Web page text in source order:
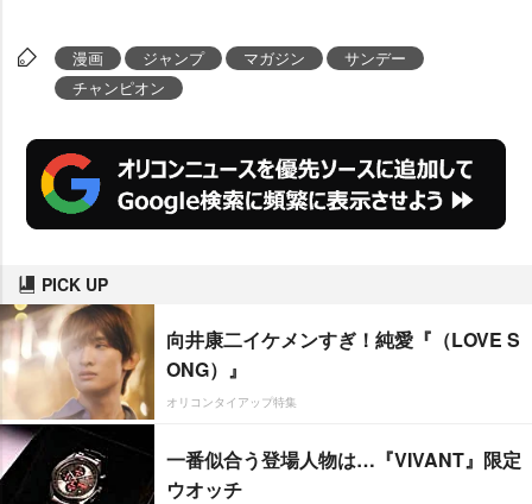
漫画 ジャンプ マガジン
サンデー
チャンピオン
PICK UP
向井康二イケメンすぎ！純愛『（LOVE S
ONG）』
オリコンタイアップ特集
一番似合う登場人物は…『VIVANT』限定
ウオッチ